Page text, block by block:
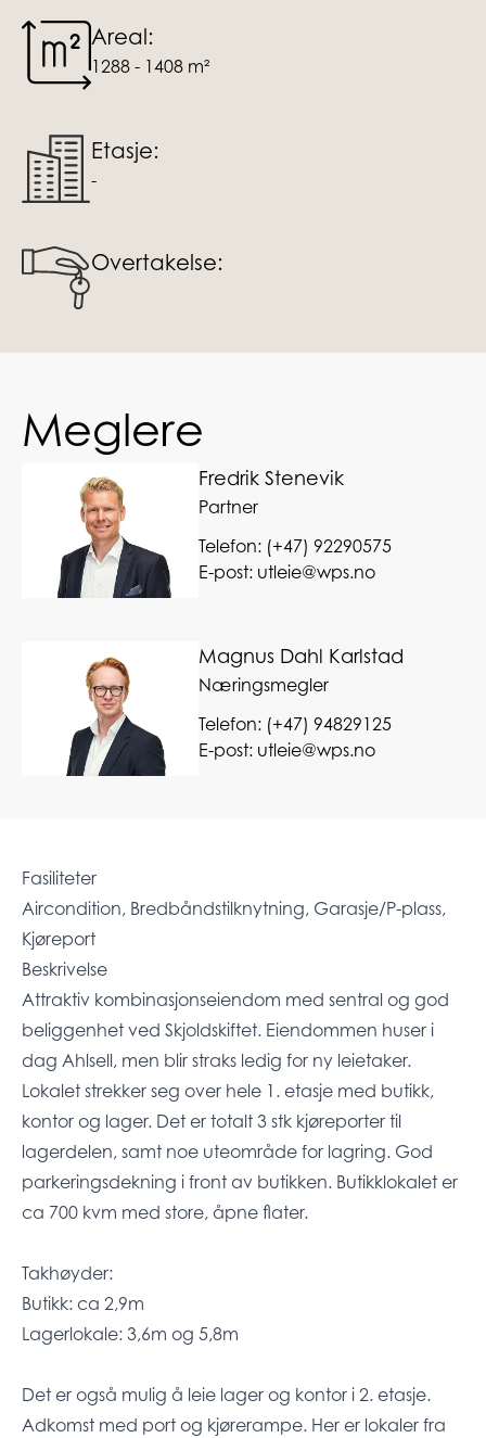
Areal:
1288 - 1408 m²
Etasje:
-
Overtakelse:
Meglere
Fredrik Stenevik
Partner
Telefon: (+47) 92290575
E-post: utleie@wps.no
Magnus Dahl Karlstad
Næringsmegler
Telefon: (+47) 94829125
E-post: utleie@wps.no
Fasiliteter
Aircondition, Bredbåndstilknytning, Garasje/P-plass,
Kjøreport
Beskrivelse
Attraktiv kombinasjonseiendom med sentral og god
beliggenhet ved Skjoldskiftet. Eiendommen huser i
dag Ahlsell, men blir straks ledig for ny leietaker.
Lokalet strekker seg over hele 1. etasje med butikk,
kontor og lager. Det er totalt 3 stk kjøreporter til
lagerdelen, samt noe uteområde for lagring. God
parkeringsdekning i front av butikken. Butikklokalet er
ca 700 kvm med store, åpne flater.
Takhøyder:
Butikk: ca 2,9m
Lagerlokale: 3,6m og 5,8m
Det er også mulig å leie lager og kontor i 2. etasje.
Adkomst med port og kjørerampe. Her er lokaler fra